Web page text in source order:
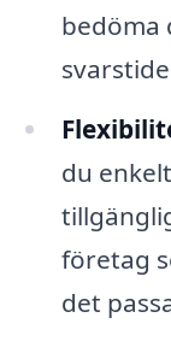
bedöma
du
företag
det